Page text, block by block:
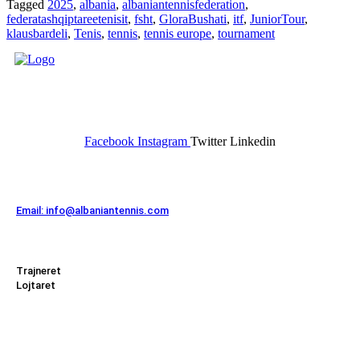
Tagged 2025, albania, albaniantennisfederation,
federatashqiptareetenisit, fsht, GloraBushati, itf, JuniorTour,
klausbardeli, Tenis, tennis, tennis europe, tournament
Facebook Instagram Twitter Linkedin
Email: info@albaniantennis.com
Trajneret
Lojtaret